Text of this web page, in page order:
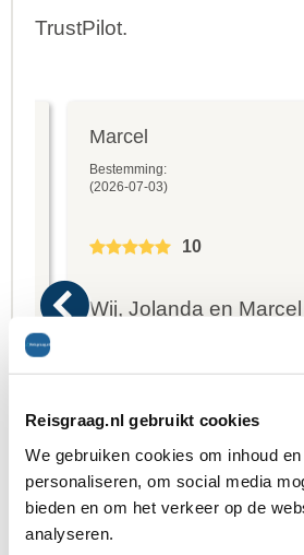
Reisgraag.nl gebruikt cookies
We gebruiken cookies om inhoud
personaliseren, om social media
bieden en om het verkeer op de
analyseren.
TrustPilot.
Marcel
Bestemming:
(2026-07-03)
10
Wij, Jolanda en
aangeboden reis via
is prima
mooie dingen van het